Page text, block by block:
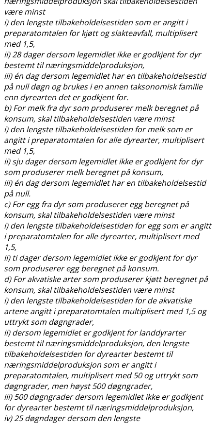
være minst
i) den lengste tilbakeholdelsestiden som er angitt i
preparatomtalen for kjøtt og slakteavfall, multiplisert
med 1,5,
ii) 28 dager dersom legemidlet ikke er godkjent for dyr
bestemt til næringsmiddelproduksjon,
iii) én dag dersom legemidlet har en tilbakeholdelsestid
på null døgn og brukes i en annen taksonomisk familie
enn dyrearten det er godkjent for.
b) For melk fra dyr som produserer melk beregnet på
konsum, skal tilbakeholdelsestiden være minst
i) den lengste tilbakeholdelsestiden for melk som er
angitt i preparatomtalen for alle dyrearter, multiplisert
med 1,5,
ii) sju dager dersom legemidlet ikke er godkjent for dyr
som produserer melk beregnet på konsum,
iii) én dag dersom legemidlet har en tilbakeholdelsestid
på null.
c) For egg fra dyr som produserer egg beregnet på
konsum, skal tilbakeholdelsestiden være minst
i) den lengste tilbakeholdelsestiden for egg som er angitt
i preparatomtalen for alle dyrearter, multiplisert med
1,5,
ii) ti dager dersom legemidlet ikke er godkjent for dyr
som produserer egg beregnet på konsum.
d) For akvatiske arter som produserer kjøtt beregnet på
konsum, skal tilbakeholdelsestiden være minst
i) den lengste tilbakeholdelsestiden for de akvatiske
artene angitt i preparatomtalen multiplisert med 1,5 og
uttrykt som døgngrader,
ii) dersom legemidlet er godkjent for landdyrarter
bestemt til næringsmiddelproduksjon, den lengste
tilbakeholdelsestiden for dyrearter bestemt til
næringsmiddelproduksjon som er angitt i
preparatomtalen, multiplisert med 50 og uttrykt som
døgngrader, men høyst 500 døgngrader,
iii) 500 døgngrader dersom legemidlet ikke er godkjent
for dyrearter bestemt til næringsmiddelproduksjon,
iv) 25 døgndager dersom den lengste